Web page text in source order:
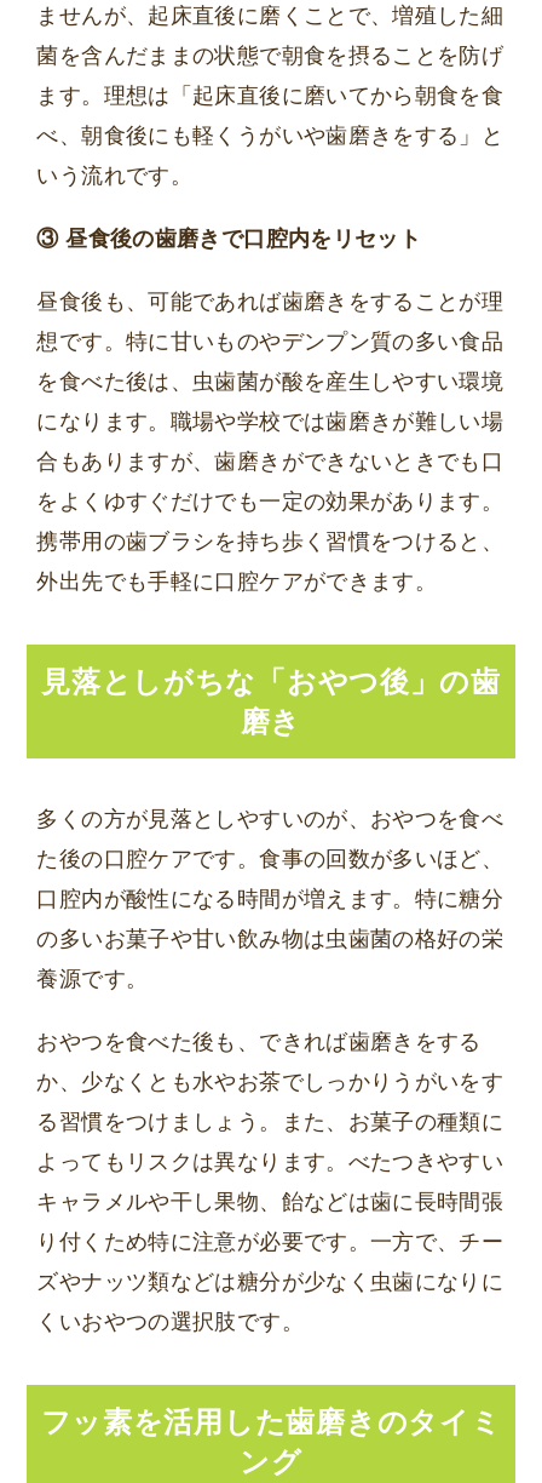
ませんが、起床直後に磨くことで、増殖した細
菌を含んだままの状態で朝食を摂ることを防げ
ます。理想は「起床直後に磨いてから朝食を食
べ、朝食後にも軽くうがいや歯磨きをする」と
いう流れです。
③ 昼食後の歯磨きで口腔内をリセット
昼食後も、可能であれば歯磨きをすることが理
想です。特に甘いものやデンプン質の多い食品
を食べた後は、虫歯菌が酸を産生しやすい環境
になります。職場や学校では歯磨きが難しい場
合もありますが、歯磨きができないときでも口
をよくゆすぐだけでも一定の効果があります。
携帯用の歯ブラシを持ち歩く習慣をつけると、
外出先でも手軽に口腔ケアができます。
見落としがちな「おやつ後」の歯
磨き
多くの方が見落としやすいのが、おやつを食べ
た後の口腔ケアです。食事の回数が多いほど、
口腔内が酸性になる時間が増えます。特に糖分
の多いお菓子や甘い飲み物は虫歯菌の格好の栄
養源です。
おやつを食べた後も、できれば歯磨きをする
か、少なくとも水やお茶でしっかりうがいをす
る習慣をつけましょう。また、お菓子の種類に
よってもリスクは異なります。べたつきやすい
キャラメルや干し果物、飴などは歯に長時間張
り付くため特に注意が必要です。一方で、チー
ズやナッツ類などは糖分が少なく虫歯になりに
くいおやつの選択肢です。
フッ素を活用した歯磨きのタイミ
ング